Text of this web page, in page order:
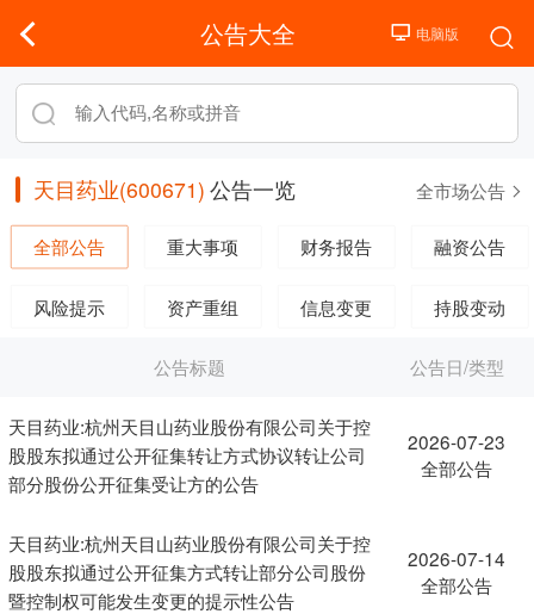
公告大全
天目药业(600671) 公告一览 全市场公告
全部公告 重大事项 财务报告 融资公告
风险提示 资产重组 信息变更 持股变动
公告标题 公告日/类型
天目药业:杭州天目山药业股份有限公司关于控
股股东拟通过公开征集转让方式协议转让公司
部分股份公开征集受让方的公告
2026-07-23
全部公告
天目药业:杭州天目山药业股份有限公司关于控
股股东拟通过公开征集方式转让部分公司股份
暨控制权可能发生变更的提示性公告
2026-07-14
全部公告